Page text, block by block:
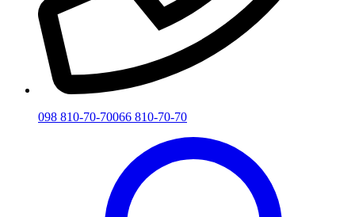
098 810-70-70066 810-70-70